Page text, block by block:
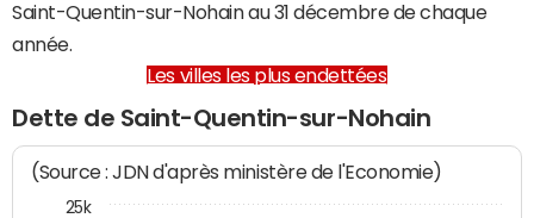
Saint-Quentin-sur-Nohain au 31 décembre de chaque
année.
Les villes les plus endettées
Dette de Saint-Quentin-sur-Nohain
(Source : JDN d'après ministère de l'Economie)
25k